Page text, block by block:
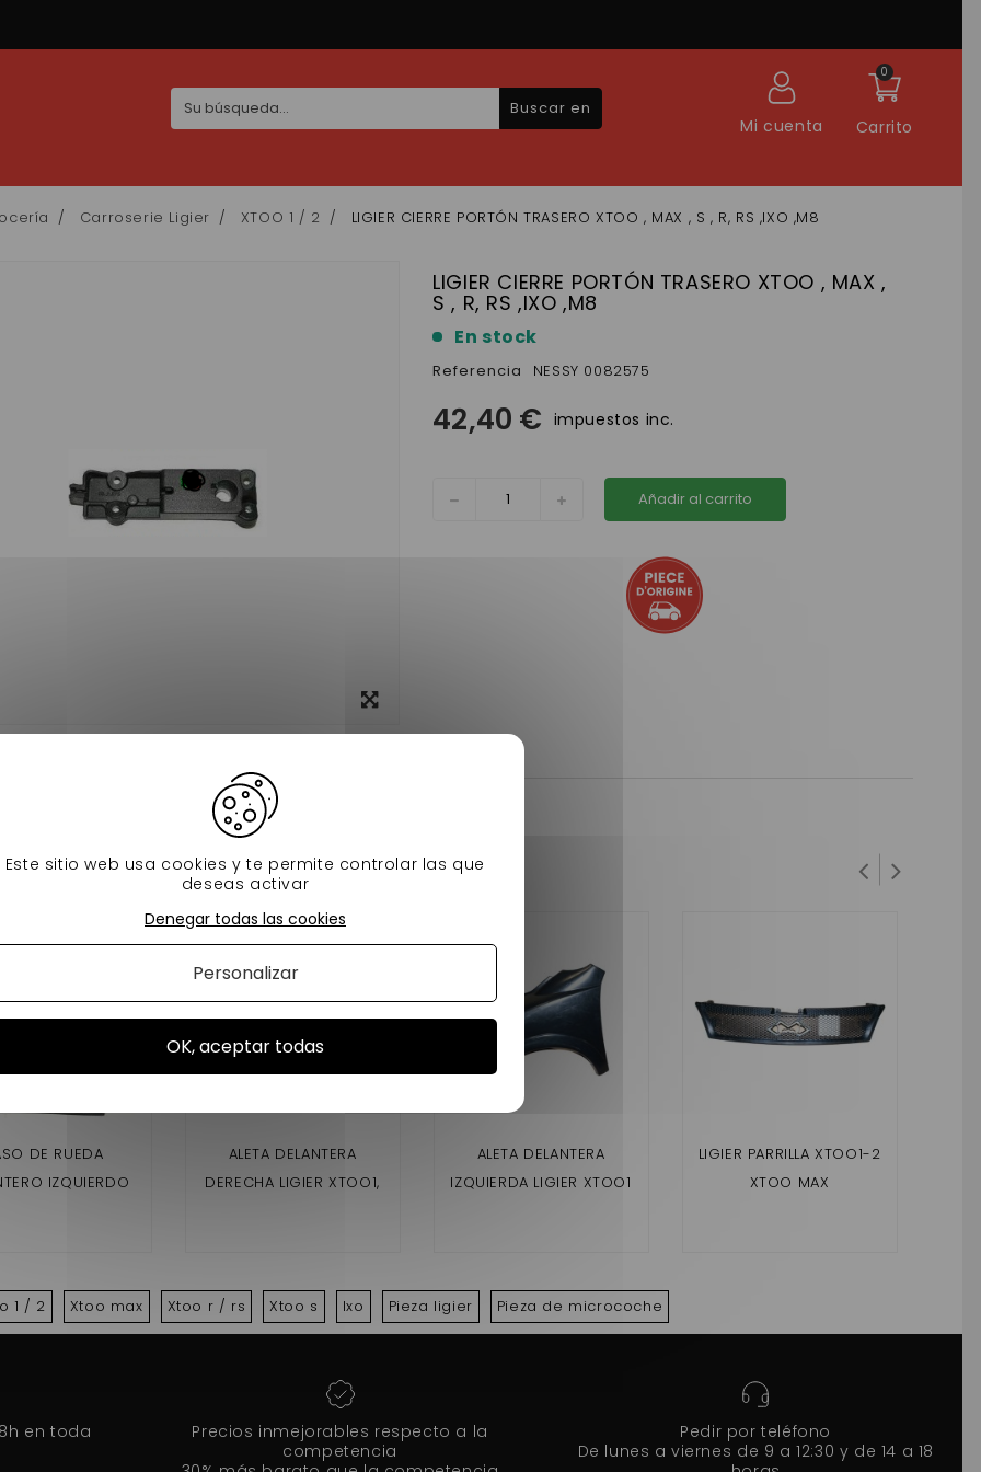
Carrito
0
Mi cuenta
Buscar en
Carroserie Ligier XTOO 1 / 2 LIGIER CIERRE PORTÓN TRASERO XTOO , MAX , S , R, RS ,IXO ,M8
LIGIER CIERRE PORTÓN TRASERO XTOO , MAX ,
S , R, RS ,IXO ,M8
En stock
Referencia NESSY 0082575
42,40 € impuestos inc.
Añadir al carrito
HAYON LIGIER XTOO , MAX , S , R, RS ,IXO ,M8 VOITURE SANS PERMIS .
productos en la misma categoría:
DE RUEDA
IZQUIERDO
ALETA DELANTERA
DERECHA LIGIER XTOO1,
ALETA DELANTERA
IZQUIERDA LIGIER XTOO1
LIGIER PARRILLA XTOO1-2
XTOO MAX
1 / 2 Xtoo max Xtoo r / rs Xtoo s Ixo Pieza ligier Pieza de microcoche
en toda
Precios inmejorables respecto a la
competencia
Pedir por teléfono
De lunes a viernes de 9 a 12:30 y de 14 a 18
Este sitio web usa cookies y te permite controlar las que
deseas activar
OK, aceptar todas
Denegar todas las cookies
Personalizar